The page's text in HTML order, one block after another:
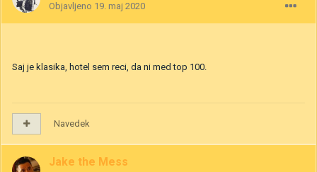
Objavljeno 19. maj 2020
Saj je klasika, hotel sem reci, da ni med top 100.
Navedek
Jake the Mess